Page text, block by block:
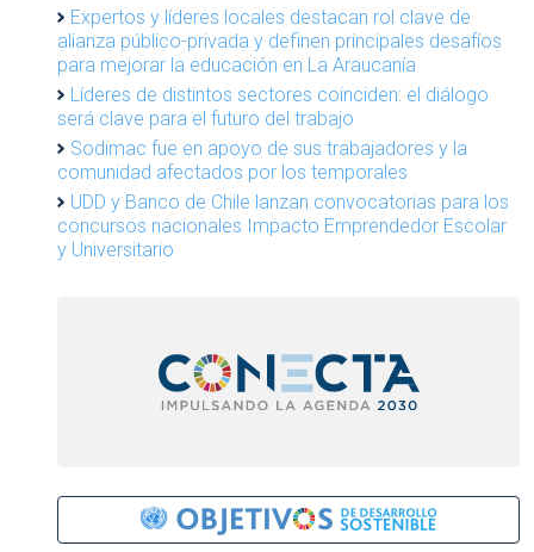
Expertos y líderes locales destacan rol clave de
alianza público-privada y definen principales desafíos
para mejorar la educación en La Araucanía
Líderes de distintos sectores coinciden: el diálogo
será clave para el futuro del trabajo
Sodimac fue en apoyo de sus trabajadores y la
comunidad afectados por los temporales
UDD y Banco de Chile lanzan convocatorias para los
concursos nacionales Impacto Emprendedor Escolar
y Universitario